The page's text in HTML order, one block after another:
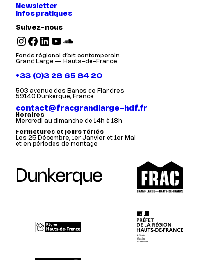
Newsletter
Infos pratiques
Suivez-nous
Instagram Facebook LinkedIn YouTube SoundCloud
Fonds régional d’art contemporain
Grand Large — Hauts-de-France
+33 (0)3 28 65 84 20
503 avenue des Bancs de Flandres
59140 Dunkerque, France
contact@fracgrandlarge-hdf.fr
Horaires
Mercredi au dimanche de 14h à 18h
Fermetures et jours fériés
Les 25 Décembre, 1er Janvier et 1er Mai
et en périodes de montage
Dunkerque